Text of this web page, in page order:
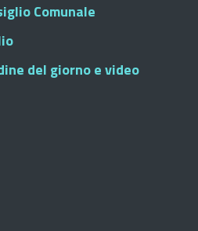
Comunale
del giorno e video